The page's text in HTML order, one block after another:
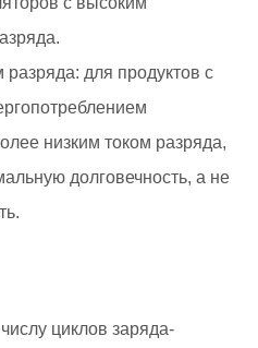
разряда: для продуктов с
низким током разряда,
долговечность, а не
циклов заряда-